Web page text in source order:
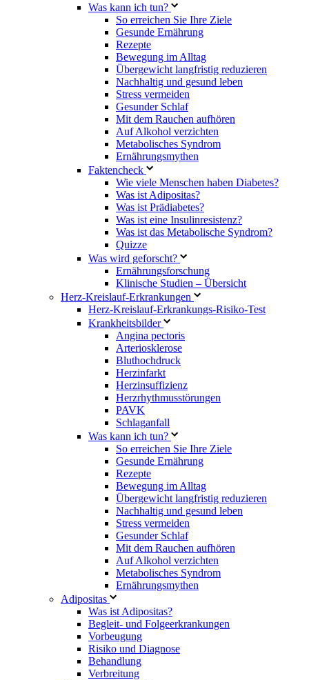
Was kann ich tun?
So erreichen Sie Ihre Ziele
Gesunde Ernährung
Rezepte
Bewegung im Alltag
Übergewicht langfristig reduzieren
Nachhaltig und gesund leben
Stress vermeiden
Gesunder Schlaf
Mit dem Rauchen aufhören
Auf Alkohol verzichten
Metabolisches Syndrom
Ernährungsmythen
Faktencheck
Wie viele Menschen haben Diabetes?
Was ist Adipositas?
Was ist Prädiabetes?
Was ist eine Insulinresistenz?
Was ist das Metabolische Syndrom?
Quizze
Was wird geforscht?
Ernährungsforschung
Klinische Studien – Übersicht
Herz-Kreislauf-Erkrankungen
Herz-Kreislauf-Erkrankungs-Risiko-Test
Krankheitsbilder
Angina pectoris
Arteriosklerose
Bluthochdruck
Herzinfarkt
Herzinsuffizienz
Herzrhythmusstörungen
PAVK
Schlaganfall
Was kann ich tun?
So erreichen Sie Ihre Ziele
Gesunde Ernährung
Rezepte
Bewegung im Alltag
Übergewicht langfristig reduzieren
Nachhaltig und gesund leben
Stress vermeiden
Gesunder Schlaf
Mit dem Rauchen aufhören
Auf Alkohol verzichten
Metabolisches Syndrom
Ernährungsmythen
Adipositas
Was ist Adipositas?
Begleit- und Folgeerkrankungen
Vorbeugung
Risiko und Diagnose
Behandlung
Verbreitung